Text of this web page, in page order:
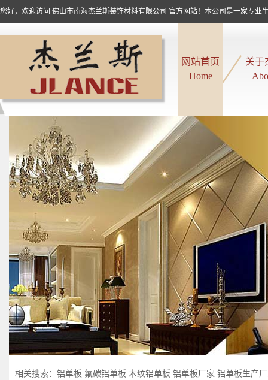
您好，欢迎访问 佛山市南海杰兰斯装饰材料有限公司 官方网站！本公司是一家专
网站首页
Home
关于
相关搜索： 铝单板 氟碳铝单板 木纹铝单板 铝单板厂家 铝单板生产